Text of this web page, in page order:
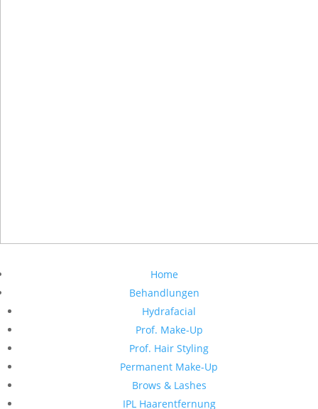
Home
Behandlungen
Hydrafacial
Prof. Make-Up
Prof. Hair Styling
Permanent Make-Up
Brows & Lashes
IPL Haarentfernung